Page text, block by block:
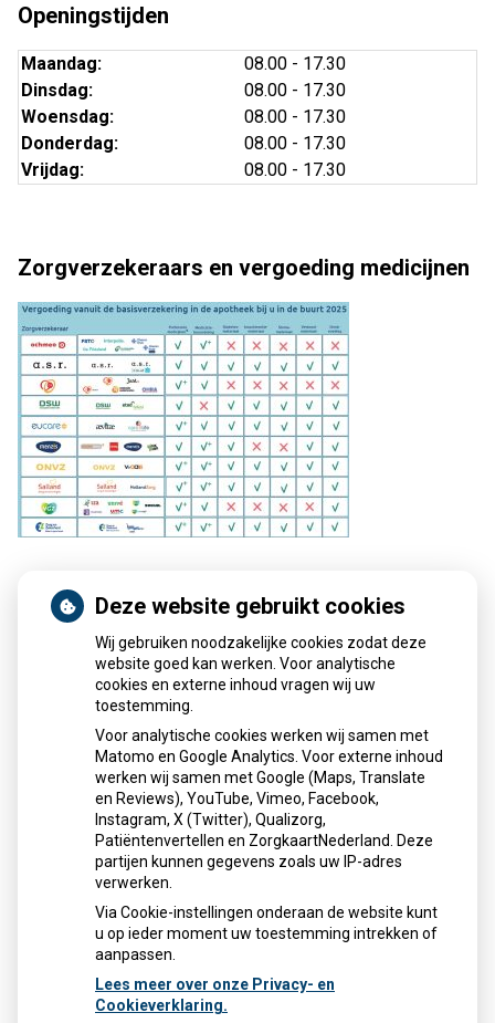
Openingstijden
Maandag:
08.00 - 17.30
Dinsdag:
08.00 - 17.30
Woensdag:
08.00 - 17.30
Donderdag:
08.00 - 17.30
Vrijdag:
08.00 - 17.30
Zorgverzekeraars en vergoeding medicijnen
Zorgkaart Nederland
.9 Apotheek Pluymaekers
is
255 keer gewaardeerd en heeft
een gemiddeld cijfer van 8 .9 .
Bekijk alle waarderingen of plaats een
waardering
Deze website gebruikt cookies
Wij gebruiken noodzakelijke cookies zodat deze
website goed kan werken. Voor analytische
cookies en externe inhoud vragen wij uw
toestemming.
Voor analytische cookies werken wij samen met
Matomo en Google Analytics. Voor externe inhoud
werken wij samen met Google (Maps, Translate
en Reviews), YouTube, Vimeo, Facebook,
Instagram, X (Twitter), Qualizorg,
Patiëntenvertellen en ZorgkaartNederland. Deze
partijen kunnen gegevens zoals uw IP-adres
verwerken.
Via Cookie-instellingen onderaan de website kunt
u op ieder moment uw toestemming intrekken of
aanpassen.
Lees meer over onze Privacy- en
Cookieverklaring.